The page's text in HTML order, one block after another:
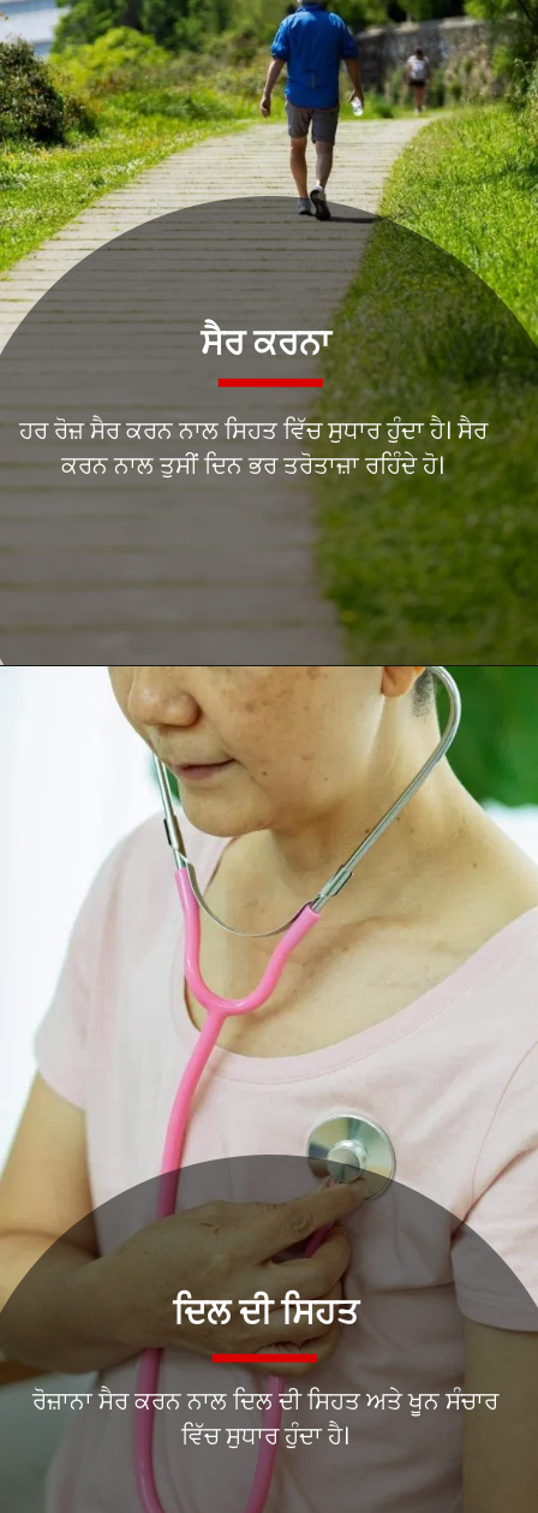
ਹਰ ਰੋਜ਼ ਸੈਰ ਕਰਨ ਨਾਲ ਸਿਹਤ ਵਿੱਚ ਸੁਧਾਰ ਹੁੰਦਾ ਹੈ। ਸੈਰ
ਕਰਨ ਨਾਲ ਤੁਸੀਂ ਦਿਨ ਭਰ ਤਰੋਤਾਜ਼ਾ ਰਹਿੰਦੇ ਹੋ।
ਸੈਰ ਕਰਨਾ
ਰੋਜ਼ਾਨਾ ਸੈਰ ਕਰਨ ਨਾਲ ਦਿਲ ਦੀ ਸਿਹਤ ਅਤੇ ਖੂਨ ਸੰਚਾਰ
ਦਿਲ ਦੀ ਸਿਹਤ